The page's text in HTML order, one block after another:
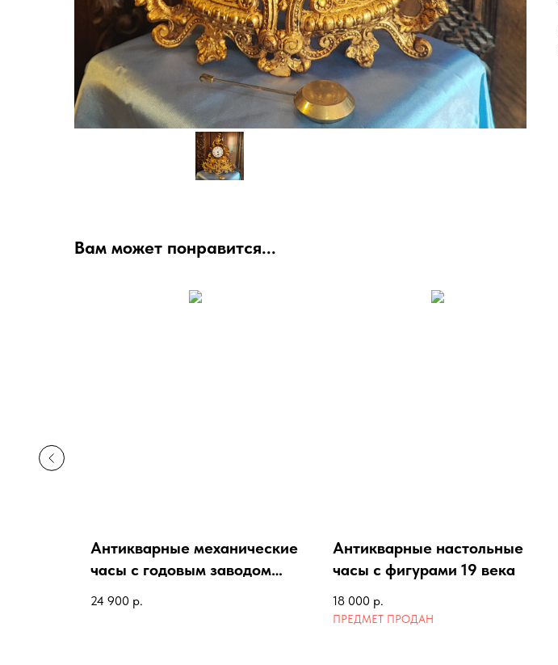
Вам может понравится...
Антикварные механические
часы с годовым заводом
KOMA
24 900 р.
Антикварные настольные
часы с фигурами 19 века
18 000 р.